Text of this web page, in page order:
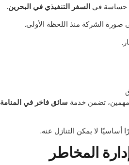
حساسة في السفر التنفيذي في البحرين.
الشركة منذ اللحظة الأولى.
تضمن خدمة سائق فاخر في المنامة
أساسيًا لا يمكن التنازل عنه.
المخاطر